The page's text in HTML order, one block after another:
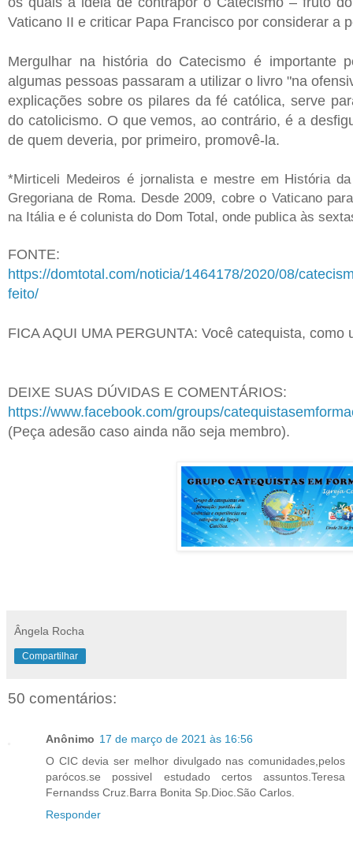
Vaticano II e criticar Papa Francisco por considerar a
Mergulhar na história do Catecismo é importante
algumas pessoas passaram a utilizar o livro "na
explicações sobre os pilares da fé católica, serve
do catolicismo. O que vemos, ao contrário, é a
de quem deveria, por primeiro, promovê-la.
*Mirticeli Medeiros é jornalista e mestre em História
Gregoriana de Roma. Desde 2009, cobre o Vaticano
na Itália e é colunista do Dom Total, onde publica às
FONTE:
https://domtotal.com/noticia/1464178/2020/08/
feito/
FICA AQUI UMA PERGUNTA: Você catequista, como
DEIXE SUAS DÚVIDAS E COMENTÁRIOS:
https://www.facebook.com/groups/
(Peça adesão caso ainda não seja membro).
Ângela Rocha
Compartilhar
50 comentários:
Anônimo 17 de março de 2021 às 16:56
O CIC devia ser melhor divulgado nas comunidades,pelos
parócos.se possivel estudado certos assuntos.Teresa
Fernandss Cruz.Barra Bonita Sp.Dioc.São Carlos.
Responder